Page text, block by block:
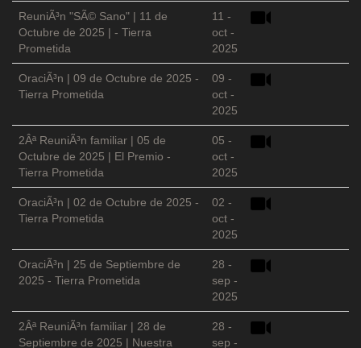
ReuniÃ³n "SÃ© Sano" | 11 de
Octubre de 2025 | - Tierra
Prometida
11 -
oct -
2025
OraciÃ³n | 09 de Octubre de 2025 -
Tierra Prometida
09 -
oct -
2025
2Âª ReuniÃ³n familiar | 05 de
Octubre de 2025 | El Premio -
Tierra Prometida
05 -
oct -
2025
OraciÃ³n | 02 de Octubre de 2025 -
Tierra Prometida
02 -
oct -
2025
OraciÃ³n | 25 de Septiembre de
2025 - Tierra Prometida
28 -
sep -
2025
2Âª ReuniÃ³n familiar | 28 de
Septiembre de 2025 | Nuestra
28 -
sep -